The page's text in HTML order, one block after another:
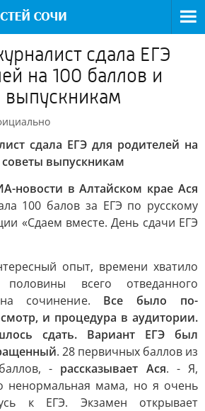
сдала ЕГЭ
на 100 баллов и
выпускникам
сдала ЕГЭ для родителей на
выпускникам
новости в Алтайском крае Ася
100 балов за ЕГЭ по русскому
«Сдаем вместе. День сдачи ЕГЭ
опыт, времени хватило
всего отведанного
сочинение. Все было по-
и процедура в аудитории.
сдать. Вариант ЕГЭ был
. 28 первичных баллов из
- рассказывает Ася. - Я,
ненормальная мама, но я очень
к ЕГЭ. Экзамен открывает